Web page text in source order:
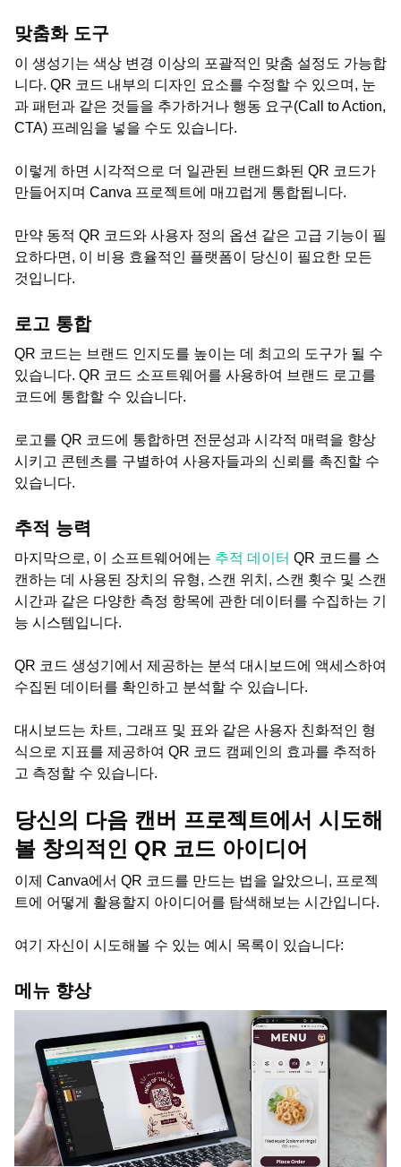
맞춤화 도구
이 생성기는 색상 변경 이상의 포괄적인 맞춤 설정도 가능합
니다. QR 코드 내부의 디자인 요소를 수정할 수 있으며, 눈
과 패턴과 같은 것들을 추가하거나 행동 요구(Call to Action,
CTA) 프레임을 넣을 수도 있습니다.
이렇게 하면 시각적으로 더 일관된 브랜드화된 QR 코드가
만들어지며 Canva 프로젝트에 매끄럽게 통합됩니다.
만약 동적 QR 코드와 사용자 정의 옵션 같은 고급 기능이 필
요하다면, 이 비용 효율적인 플랫폼이 당신이 필요한 모든
것입니다.
로고 통합
QR 코드는 브랜드 인지도를 높이는 데 최고의 도구가 될 수
있습니다. QR 코드 소프트웨어를 사용하여 브랜드 로고를
코드에 통합할 수 있습니다.
로고를 QR 코드에 통합하면 전문성과 시각적 매력을 향상
시키고 콘텐츠를 구별하여 사용자들과의 신뢰를 촉진할 수
있습니다.
추적 능력
마지막으로, 이 소프트웨어에는 추적 데이터 QR 코드를 스
캔하는 데 사용된 장치의 유형, 스캔 위치, 스캔 횟수 및 스캔
시간과 같은 다양한 측정 항목에 관한 데이터를 수집하는 기
능 시스템입니다.
QR 코드 생성기에서 제공하는 분석 대시보드에 액세스하여
수집된 데이터를 확인하고 분석할 수 있습니다.
대시보드는 차트, 그래프 및 표와 같은 사용자 친화적인 형
식으로 지표를 제공하여 QR 코드 캠페인의 효과를 추적하
고 측정할 수 있습니다.
당신의 다음 캔버 프로젝트에서 시도해
볼 창의적인 QR 코드 아이디어
이제 Canva에서 QR 코드를 만드는 법을 알았으니, 프로젝
트에 어떻게 활용할지 아이디어를 탐색해보는 시간입니다.
여기 자신이 시도해볼 수 있는 예시 목록이 있습니다:
메뉴 향상